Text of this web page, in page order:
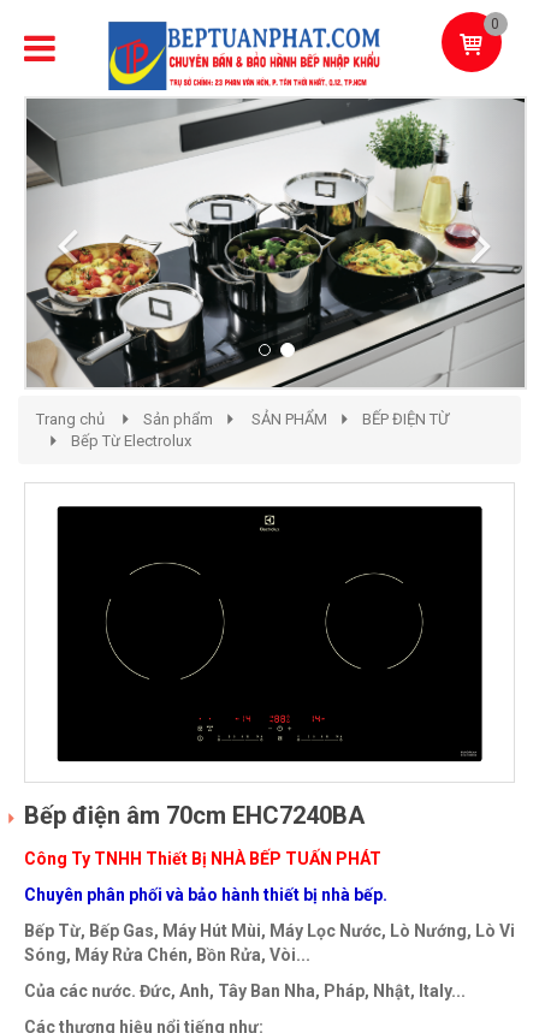
0
Previous
Trang chủ Sản phẩm SẢN PHẨM
BẾP ĐIỆN TỪ
Bếp Từ Electrolux
Bếp điện âm 70cm EHC7240BA
Công Ty TNHH Thiết Bị NHÀ BẾP TUẤN PHÁT
Chuyên phân phối và bảo hành thiết bị nhà bếp.
Bếp Từ, Bếp Gas, Máy Hút Mùi, Máy Lọc Nước, Lò Nướng, Lò Vi
Sóng, Máy Rửa Chén, Bồn Rửa, Vòi...
Của các nước. Đức, Anh, Tây Ban Nha, Pháp, Nhật, Italy...
Các thương hiệu nổi tiếng như: